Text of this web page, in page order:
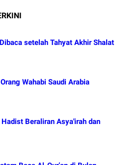
setelah Tahyat Akhir Shalat
Wahabi Saudi Arabia
Beraliran Asya'irah dan